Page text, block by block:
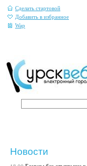
Сделать стартовой
Добавить в избранное
Wap
Новости